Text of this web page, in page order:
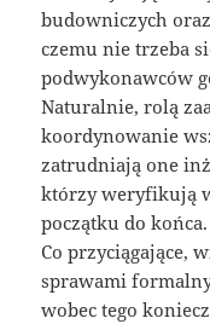
budowniczych
czemu nie trzeba
podwykonawców
Naturalnie, rolą
koordynowanie
zatrudniają one
którzy weryfikują
początku do
Co przyciągające,
sprawami
wobec tego